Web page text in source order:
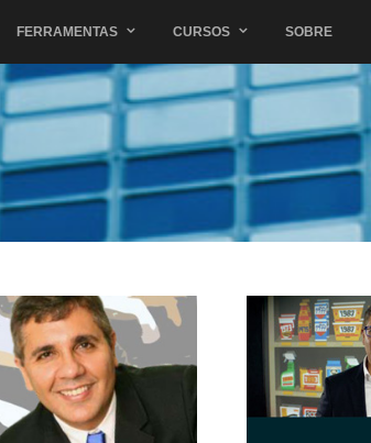
FERRAMENTAS CURSOS SOBRE